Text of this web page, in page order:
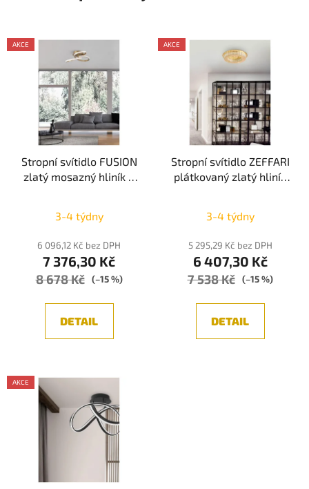
AKCE
Stropní svítidlo FUSION
zlatý mosazný hliník a
LUCE
3-4 týdny
6 096,12 Kč bez DPH
7 376,30 Kč
8 678 Kč (–15 %)
DETAIL
AKCE
Stropní svítidlo ZEFFARI
plátkovaný zlatý hliník
NOVA LUCE
3-4 týdny
5 295,29 Kč bez DPH
6 407,30 Kč
7 538 Kč (–15 %)
DETAIL
AKCE